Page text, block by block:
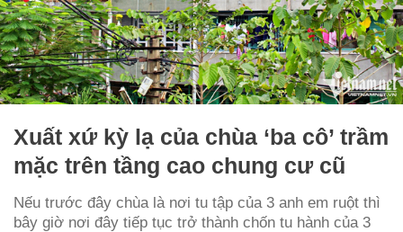
Xuất xứ kỳ lạ của chùa ‘ba cô’ trầm
mặc trên tầng cao chung cư cũ
Nếu trước đây chùa là nơi tu tập của 3 anh em ruột thì
bây giờ nơi đây tiếp tục trở thành chốn tu hành của 3